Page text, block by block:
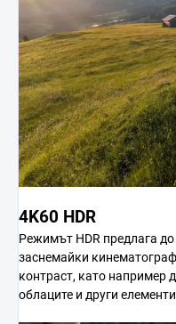
4K60 HDR
Режимът HDR предлага
заснемайки
контраст, като например
облаците и други